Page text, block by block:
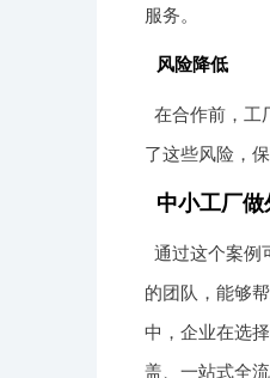
服务。
风险降低
在合作前，工
了这些风险，
中小工厂
通过这个案例
的团队，能够
中，企业在选
盖、一站式全